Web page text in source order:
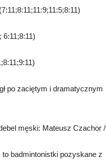
po zaciętym i dramatycznym
męski: Mateusz Czachor /
badmintonistki pozyskane z